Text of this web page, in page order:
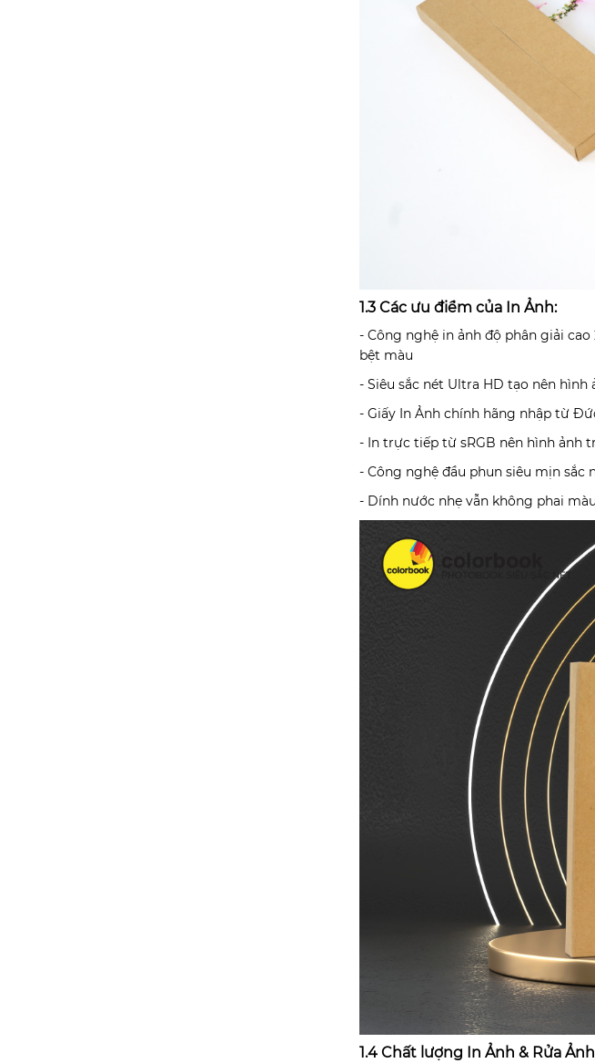
1.3 Các ưu điểm của In Ảnh:
- Công nghệ in ảnh độ phân giải
bệt màu
- Siêu sắc nét Ultra HD tạo nên hình
- Giấy In Ảnh chính hãng nhập từ
- In trực tiếp từ sRGB nên hình ảnh
- Công nghệ đầu phun siêu mịn
- Dính nước nhẹ vẫn không phai
1.4 Chất lượng In Ảnh & Rửa Ảnh